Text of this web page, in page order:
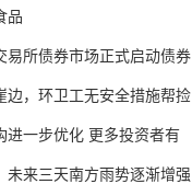
品
易所债券市场正式启动债券
边，环卫工无安全措施帮捡
进一步优化 更多投资者有
未来三天南方雨势逐渐增强